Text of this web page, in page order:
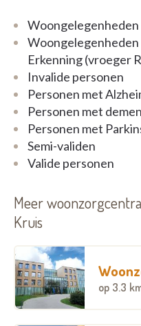
Het woonzorgcentrum
met het openbaar
Woongelegenheden
Erkenning (vroeger
Invalide personen
Personen met
Personen met
Personen met
Semi-validen
Valide personen
Meer
Kruis
op 3.3